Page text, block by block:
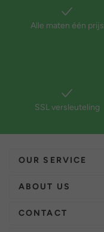
Alle maten één prijs
SSL versleuteling
OUR SERVICE
ABOUT US
CONTACT